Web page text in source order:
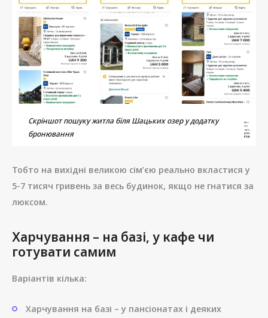
Скріншот пошуку житла біля Шацьких озер у додатку
бронювання
Тобто на вихідні великою сім’єю реально вкластися у
5-7 тисяч гривень за весь будинок, якщо не гнатися за
люксом.
Харчування – на базі, у кафе чи
готувати самим
Варіантів кілька:
Харчування на базі – у пансіонатах і деяких